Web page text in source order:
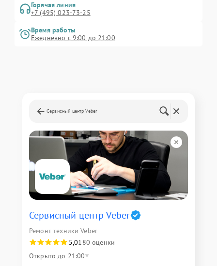
Горячая линия
+7 (495) 023-73-25
Время работы
Ежедневно с 9:00 до 21:00
Сервисный центр Veber
Сервисный центр Veber
Ремонт техники Veber
5,0180 оценки
Открыто до 21:00